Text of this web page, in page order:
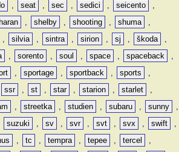
, seat , sec , sedici , seicento
,
, shelby , shooting , shuma
,
, silvia , sintra , sirion , sj , škoda
,
, sorento , soul , space , spaceback
,
, sportage , sportback , sports
,
ssr , st , star , starion , starlet
,
, streetka , studien , subaru , sunny
,
suzuki , sv , svr , svt , svx , swift
,
, tc , tempra , tepee , tercel
,